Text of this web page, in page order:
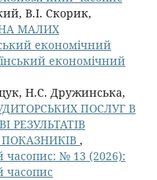
В.І. Скорик,
НА МАЛИХ
економічний
економічний
Н.С. Дружинська,
ПОСЛУГ В
РЕЗУЛЬТАТІВ
,
часопис: № 13 (2026):
часопис